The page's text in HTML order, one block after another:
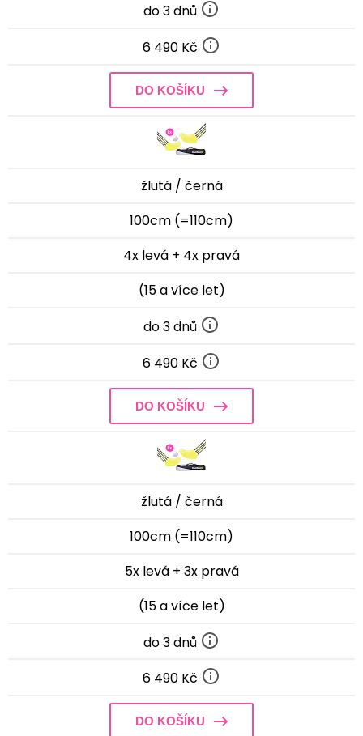
do 3 dnů
6 490 Kč
DO KOŠÍKU
žlutá / černá
100cm (=110cm)
4x levá + 4x pravá
(15 a více let)
do 3 dnů
6 490 Kč
DO KOŠÍKU
žlutá / černá
100cm (=110cm)
5x levá + 3x pravá
(15 a více let)
do 3 dnů
6 490 Kč
DO KOŠÍKU